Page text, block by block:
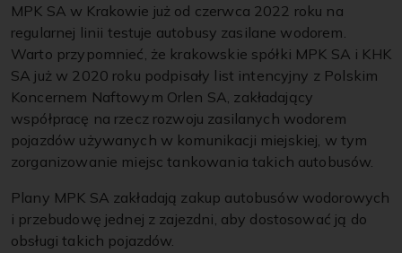
MPK SA w Krakowie już od czerwca 2022 roku na
regularnej linii testuje autobusy zasilane wodorem.
Warto przypomnieć, że krakowskie spółki MPK SA i KHK
SA już w 2020 roku podpisały list intencyjny z Polskim
Koncernem Naftowym Orlen SA, zakładający
współpracę na rzecz rozwoju zasilanych wodorem
pojazdów używanych w komunikacji miejskiej, w tym
zorganizowanie miejsc tankowania takich autobusów.
Plany MPK SA zakładają zakup autobusów wodorowych
i przebudowę jednej z zajezdni, aby dostosować ją do
obsługi takich pojazdów.